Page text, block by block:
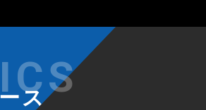
ース